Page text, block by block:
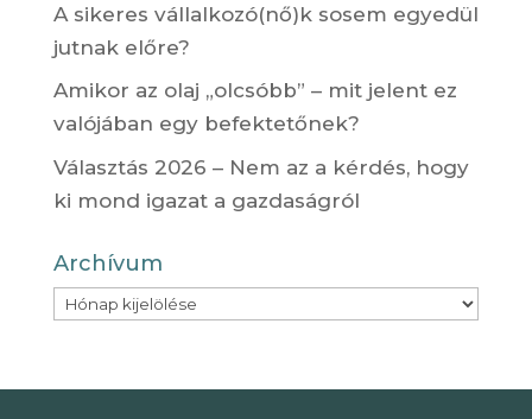
A sikeres vállalkozó(nő)k sosem egyedül
jutnak előre?
Amikor az olaj „olcsóbb” – mit jelent ez
valójában egy befektetőnek?
Választás 2026 – Nem az a kérdés, hogy
ki mond igazat a gazdaságról
Archívum
Archívum